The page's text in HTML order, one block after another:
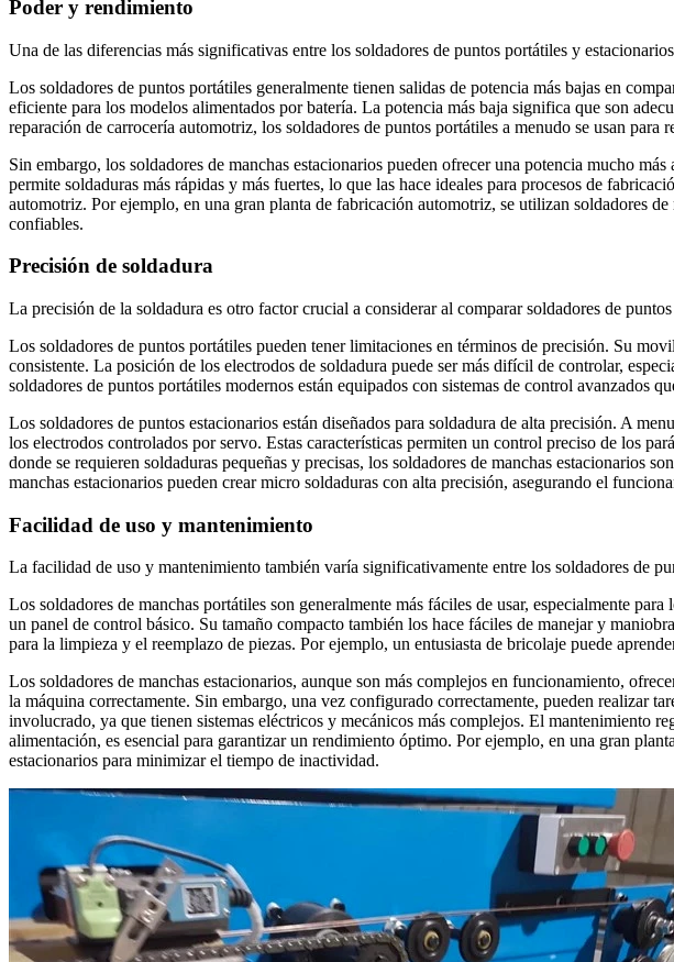
Poder y rendimiento
Una de las diferencias más significativas entre los soldadores de puntos portátiles y
Los soldadores de puntos portátiles generalmente tienen salidas de potencia más bajas en
eficiente para los modelos alimentados por batería. La potencia más baja significa que son
reparación de carrocería automotriz, los soldadores de puntos portátiles a menudo se usan
Sin embargo, los soldadores de manchas estacionarios pueden ofrecer una potencia mucho
permite soldaduras más rápidas y más fuertes, lo que las hace ideales para procesos de
automotriz. Por ejemplo, en una gran planta de fabricación automotriz, se utilizan soldadores
confiables.
Precisión de soldadura
La precisión de la soldadura es otro factor crucial a considerar al comparar soldadores de
Los soldadores de puntos portátiles pueden tener limitaciones en términos de precisión. Su
consistente. La posición de los electrodos de soldadura puede ser más difícil de controlar,
soldadores de puntos portátiles modernos están equipados con sistemas de control avanzados
Los soldadores de puntos estacionarios están diseñados para soldadura de alta precisión. A
los electrodos controlados por servo. Estas características permiten un control preciso de los
donde se requieren soldaduras pequeñas y precisas, los soldadores de manchas
manchas estacionarios pueden crear micro soldaduras con alta precisión, asegurando el
Facilidad de uso y mantenimiento
La facilidad de uso y mantenimiento también varía significativamente entre los soldadores de
Los soldadores de manchas portátiles son generalmente más fáciles de usar, especialmente
un panel de control básico. Su tamaño compacto también los hace fáciles de manejar y
para la limpieza y el reemplazo de piezas. Por ejemplo, un entusiasta de bricolaje puede
Los soldadores de manchas estacionarios, aunque son más complejos en funcionamiento,
la máquina correctamente. Sin embargo, una vez configurado correctamente, pueden realizar
involucrado, ya que tienen sistemas eléctricos y mecánicos más complejos. El mantenimiento
alimentación, es esencial para garantizar un rendimiento óptimo. Por ejemplo, en una gran
estacionarios para minimizar el tiempo de inactividad.